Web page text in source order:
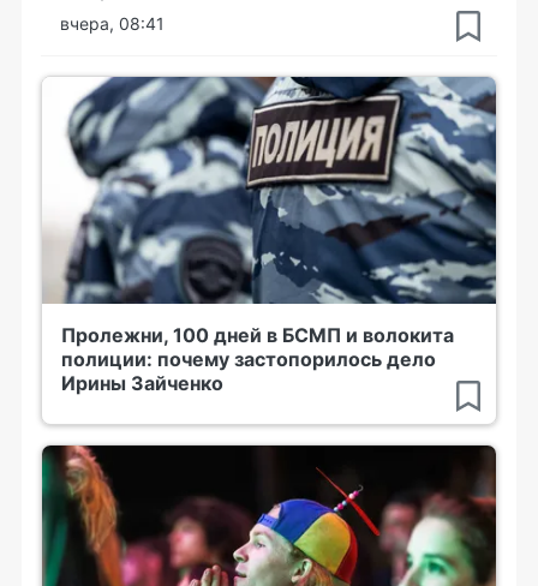
вчера, 08:41
Пролежни, 100 дней в БСМП и волокита
полиции: почему застопорилось дело
Ирины Зайченко